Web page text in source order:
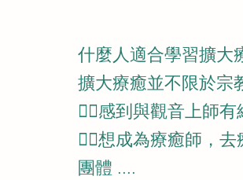
什麼人適合學習擴大
擴大療癒並不限於宗
👉🏼感到與觀音上師有
👉🏼想成為療癒師，
團體 ....